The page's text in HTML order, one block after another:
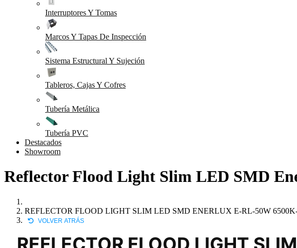
Interruptores Y Tomas
Marcos Y Tapas De Inspección
Sistema Estructural Y Sujeción
Tableros, Cajas Y Cofres
Tubería Metálica
Tubería PVC
Destacados
Showroom
Reflector Flood Light Slim LED SMD
REFLECTOR FLOOD LIGHT SLIM LED SMD ENERLUX E-RL-50W
VOLVER ATRÁS